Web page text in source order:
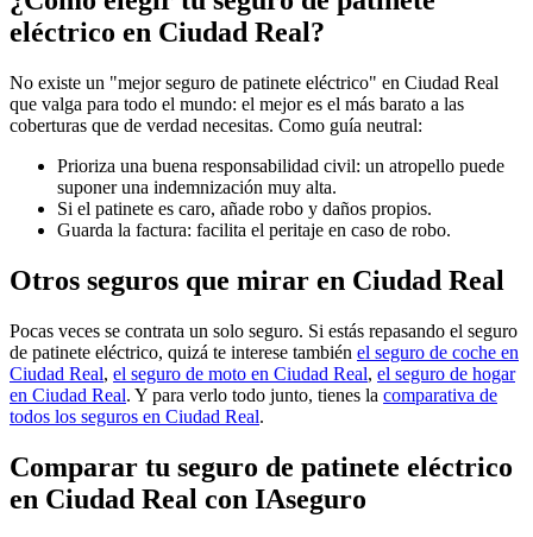
eléctrico en Ciudad Real?
No existe un "mejor seguro de patinete eléctrico" en Ciudad Real
que valga para todo el mundo: el mejor es el más barato a las
coberturas que de verdad necesitas. Como guía neutral:
Prioriza una buena responsabilidad civil: un atropello puede
suponer una indemnización muy alta.
Si el patinete es caro, añade robo y daños propios.
Guarda la factura: facilita el peritaje en caso de robo.
Otros seguros que mirar en Ciudad Real
Pocas veces se contrata un solo seguro. Si estás repasando el seguro
de patinete eléctrico, quizá te interese también el seguro de coche en
Ciudad Real, el seguro de moto en Ciudad Real, el seguro de hogar
en Ciudad Real. Y para verlo todo junto, tienes la comparativa de
todos los seguros en Ciudad Real.
Comparar tu seguro de patinete eléctrico
en Ciudad Real con IAseguro